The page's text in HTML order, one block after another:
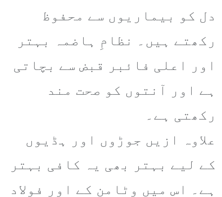
دل کو بیماریوں سے محفوظ
رکھتے ہیں۔ نظامِ ہاضمہ بہتر
اور اعلی فائبر قبض سے بچاتی
ہے اور آنتوں کو صحت مند
رکھتی ہے۔
علاوہ ازیں جوڑوں اور ہڈیوں
کے لیے بہتر بھی یہ کافی بہتر
ہے۔ اس میں وٹامن کے اور فولاد